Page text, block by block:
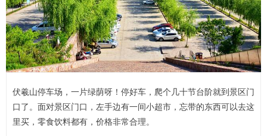
伏羲山停车场，一片绿荫呀！停好车，爬个几十节台阶就到景区门
口了。面对景区门口，左手边有一间小超市，忘带的东西可以去这
里买，零食饮料都有，价格非常合理。